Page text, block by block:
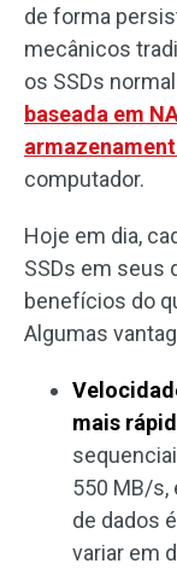
de forma
mecânicos
os SSDs
baseada em
computador.
Hoje em dia,
SSDs em seus
benefícios do
Algumas
mais
550 MB/s,
de dados
variar em